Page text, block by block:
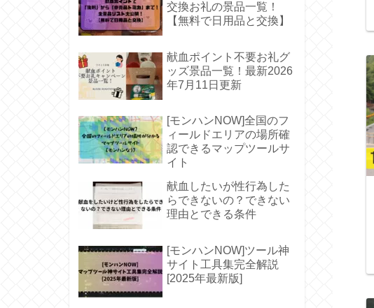
交換お礼の景品一覧！
【無料で日用品と交換】
献血ポイント不要お礼グ
ッズ景品一覧！最新2026
年7月11日更新
[モンハンNOW]全国のフ
ィールドエリアの場所確
認できるマップツールサ
イト
献血したいが性行為した
らできないの？できない
理由とできる条件
[モンハンNOW]ツール神
サイト工具集完全解説
[2025年最新版]